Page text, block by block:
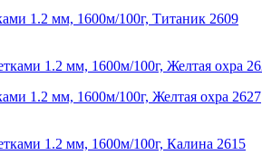
1.2 мм, 1600м/100г, Титаник 2609
1.2 мм, 1600м/100г, Желтая охра 2627